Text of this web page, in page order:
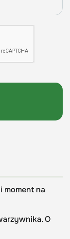
moment na
O